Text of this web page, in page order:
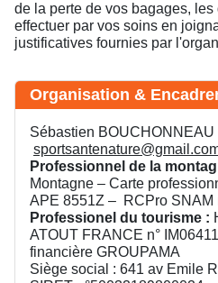
de la perte de vos bagages,
effectuer par vos soins en
justificatives fournies par
Organisation &
Sébastien BOUCHONNEAU
Professionnel de la
Montagne – Carte
APE 8551Z – RCPro SNAM
Professionel du tourisme :
ATOUT FRANCE n°
financière GROUPAMA
Siège social : 641 av Emile